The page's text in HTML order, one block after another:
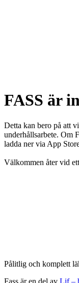
FASS är
Detta kan bero på att
underhållsarbete. Om
ladda ner via App
Välkommen åter vid
Pålitlig och komplett
Fass är en del av Lif –